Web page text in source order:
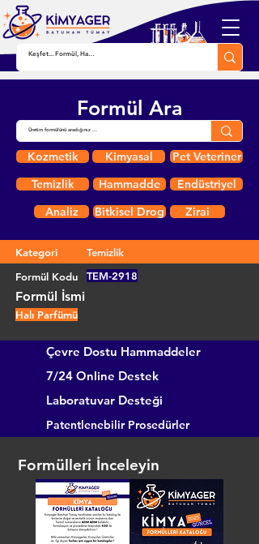
Formül Ara
Kozmetik Kimyasal
Pet Veteriner
Temizlik
Hammadde
Endüstriyel
Analiz
Bitkisel Drog Zirai
Kategori
Temizlik
Formül Kodu
TEM-2918
Formül İsmi
Halı Parfümü
Çevre Dostu Hammaddeler
7/24 Online Destek
Laboratuvar Desteği
Patentlenebilir Prosedürler
Formülleri İnceleyin